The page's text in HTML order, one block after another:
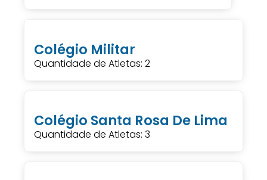
Colégio Militar
Quantidade de Atletas: 2
Colégio Santa Rosa De Lima
Quantidade de Atletas: 3